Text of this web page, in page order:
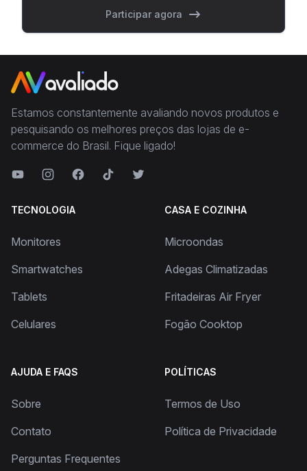
Participar agora
Estamos constantemente avaliando novos produtos e
pesquisando os melhores preços das lojas de e-
commerce do Brasil. Fique ligado!
TECNOLOGIA
Monitores
Smartwatches
Tablets
Celulares
CASA E COZINHA
Microondas
Adegas Climatizadas
Fritadeiras Air Fryer
Fogão Cooktop
AJUDA E FAQS
Sobre
Contato
Perguntas Frequentes
POLÍTICAS
Termos de Uso
Política de Privacidade